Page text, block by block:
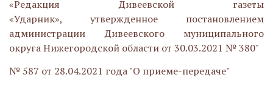
«Редакция Дивеевской газеты
«Ударник», утвержденное постановлением
администрации Дивеевского муниципального
округа Нижегородской области от 30.03.2021 № 380"
№ 587 от 28.04.2021 года "О приеме-передаче"